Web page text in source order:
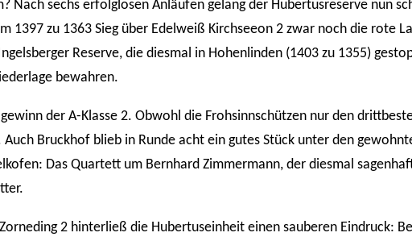
Nach sechs erfolglosen Anläufen gelang der Hubertusreserve nun
1397 zu 1363 Sieg über Edelweiß Kirchseeon 2 zwar noch die rote
Reserve, die diesmal in Hohenlinden (1403 zu 1355)
bewahren.
der A-Klasse 2. Obwohl die Frohsinnschützen nur den
Bruckhof blieb in Runde acht ein gutes Stück unter den
Das Quartett um Bernhard Zimmermann, der diesmal
2 hinterließ die Hubertuseinheit einen sauberen Eindruck: